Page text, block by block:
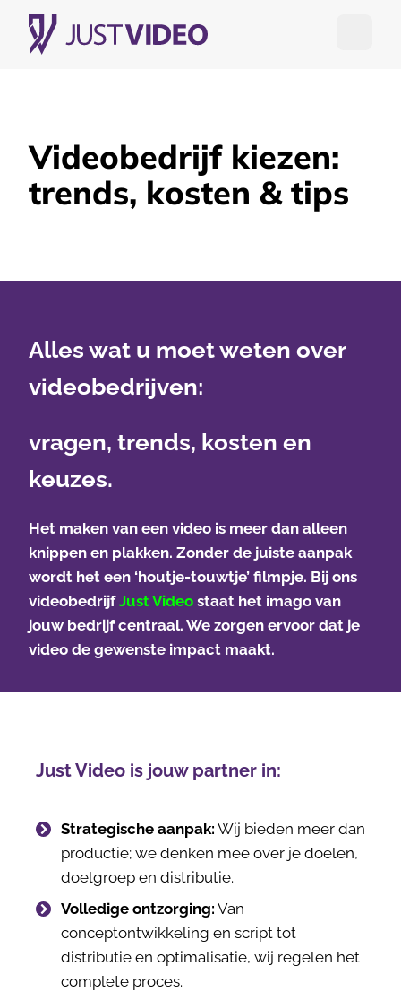
Videobedrijf kiezen:
trends, kosten & tips
Alles wat u moet weten over
videobedrijven:
vragen, trends, kosten en
keuzes.
Het maken van een video is meer dan alleen
knippen en plakken. Zonder de juiste aanpak
wordt het een ‘houtje-touwtje’ filmpje. Bij ons
videobedrijfJust Video staat het imago van
jouw bedrijf centraal. We zorgen ervoor dat je
video de gewenste impact maakt.
Just Video is jouw partner in:
Strategische aanpak: Wij bieden meer dan
productie; we denken mee over je doelen,
doelgroep en distributie.
Volledige ontzorging: Van
conceptontwikkeling en script tot
distributie en optimalisatie, wij regelen het
complete proces.